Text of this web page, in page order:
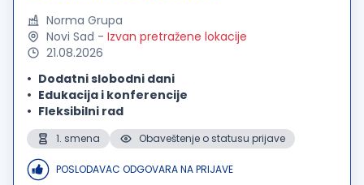
Norma Grupa
Novi Sad - Izvan pretražene lokacije
21.08.2026
Dodatni slobodni dani
Edukacija i konferencije
Fleksibilni rad
1. smena Obaveštenje o statusu prijave
POSLODAVAC ODGOVARA NA PRIJAVE